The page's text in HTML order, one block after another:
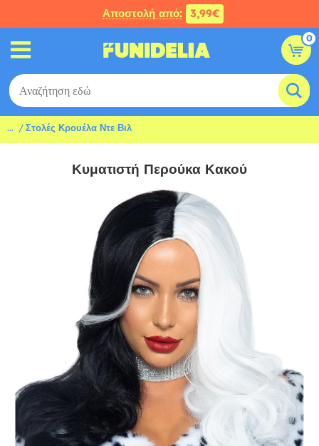
Αποστολή από: 3,99€
0
... Στολές Κρουέλα Ντε Βιλ
Κυματιστή Περούκα Κακού